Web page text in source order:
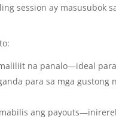
session ay masusubok
na panalo—ideal
para sa mga
ang